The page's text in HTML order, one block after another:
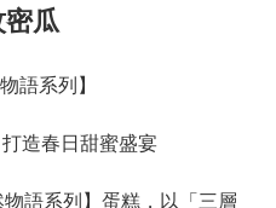
瓜
語系列】
造春日甜蜜盛宴